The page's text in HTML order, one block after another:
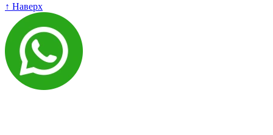
↑ Наверх